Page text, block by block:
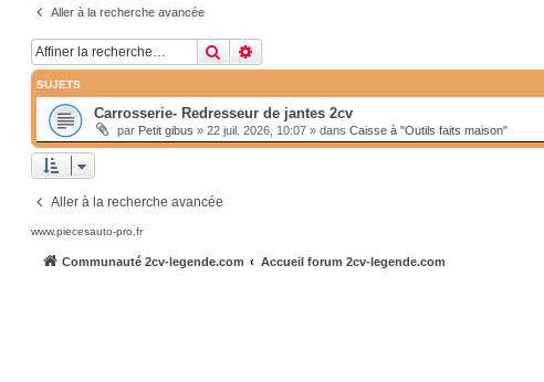
Aller à la recherche avancée
Rechercher
SUJETS
Carrosserie- Redresseur de jantes 2cv
par Petit gibus » 22 juil. 2026, 10:07» dans Caisse à "Outils faits maison"
Aller à la recherche avancée
www.piecesauto-pro.fr
Communauté 2cv-legende.com Accueil forum 2cv-legende.com